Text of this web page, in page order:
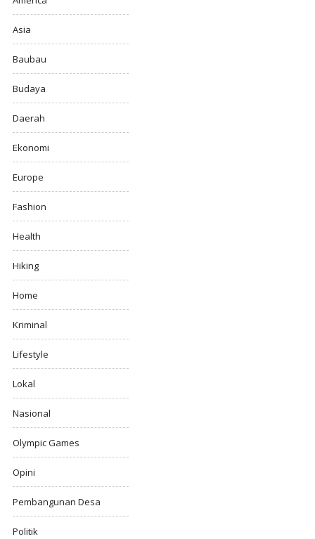
Asia
Baubau
Budaya
Daerah
Ekonomi
Europe
Fashion
Health
Hiking
Home
Kriminal
Lifestyle
Lokal
Nasional
Olympic Games
Opini
Pembangunan Desa
Politik